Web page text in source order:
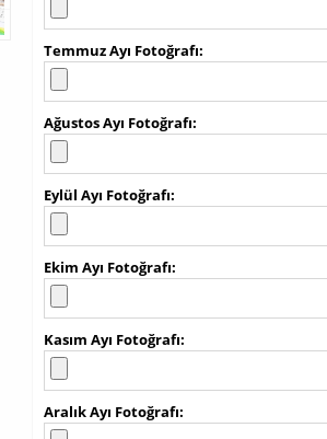
Temmuz Ayı Fotoğrafı
Ağustos Ayı Fotoğrafı
Eylül Ayı Fotoğrafı
Ekim Ayı Fotoğrafı
Kasım Ayı Fotoğrafı
Aralık Ayı Fotoğrafı